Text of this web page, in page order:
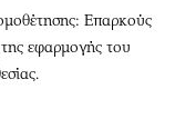
Επαρκούς
εφαρμογής του